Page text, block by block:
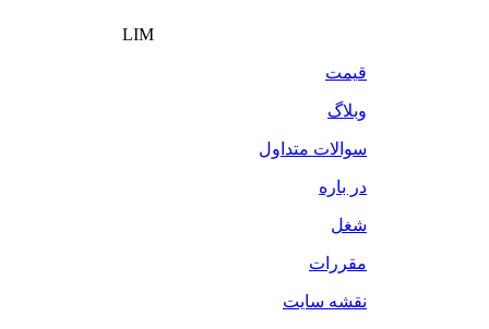
LIM
قیمت
وبلاگ
سوالات متداول
در باره
شغل
مقررات
نقشه سایت